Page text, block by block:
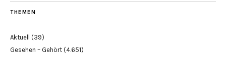
THEMEN
Aktuell
(39)
Gesehen – Gehört (4.651)